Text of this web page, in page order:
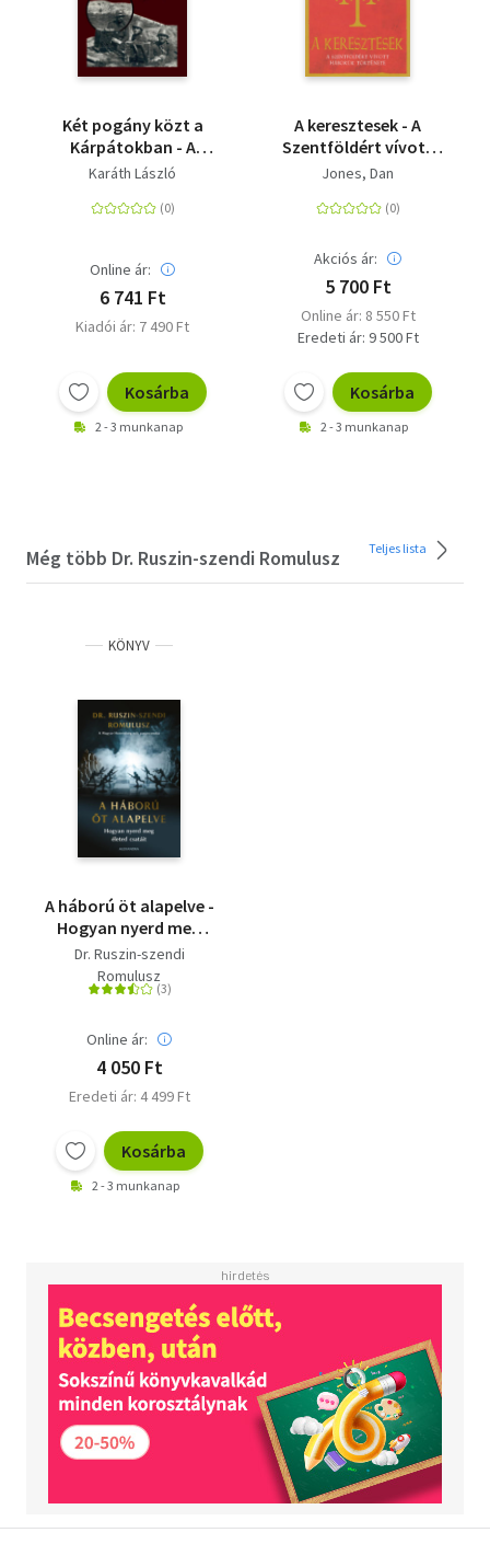
Két pogány közt a
Kárpátokban - A
nagykanizsai 17.
II. világháború utolsó
Karáth László
Online ár:
6 741 Ft
Kiadói ár: 7 490 Ft
Kosárba
2 - 3 munkanap
A keresztesek - A
Szentföldért vívott
háborúk története
Jones, Dan
Akciós ár:
5 700 Ft
Online ár: 8 550 Ft
Eredeti ár: 9 500 Ft
Kosárba
2 - 3 munkanap
Még több Dr. Ruszin-szendi Romulusz Teljes lista
KÖNYV
A háború öt alapelve -
Hogyan nyerd meg
életed csatáit
Dr. Ruszin-szendi
Romulusz
Online ár:
4 050 Ft
Eredeti ár: 4 499 Ft
Kosárba
2 - 3 munkanap